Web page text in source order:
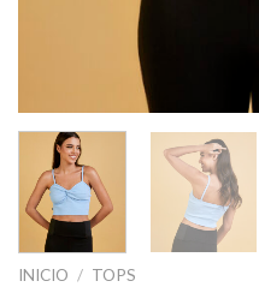
INICIO / TOPS